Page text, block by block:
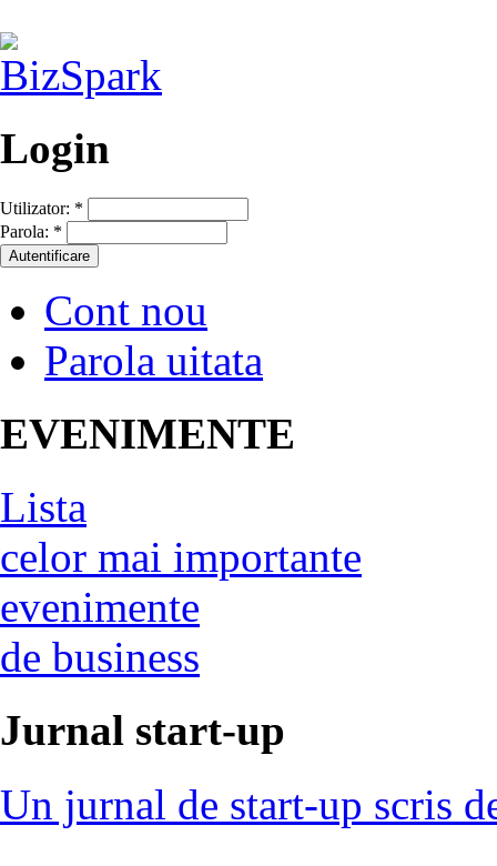
Login
Utilizator: *
Parola: *
Cont nou
Parola uitata
EVENIMENTE
Lista
celor mai importante
evenimente
de business
Jurnal start-up
Un jurnal de start-up scris